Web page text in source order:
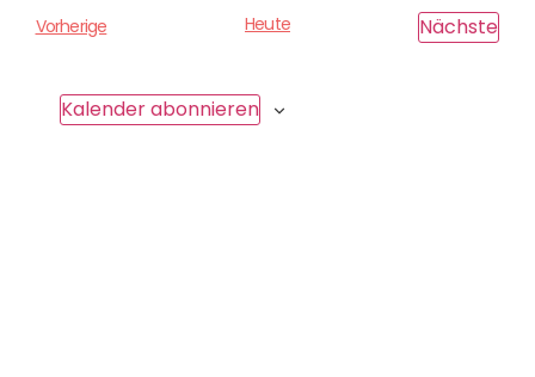
VorherigeV
a
n
Heute Nächste
Kalender abonnieren